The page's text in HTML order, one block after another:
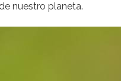
nuestro planeta.